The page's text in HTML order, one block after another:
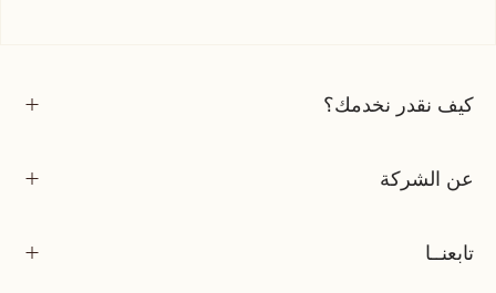
كيف نقدر نخدمك؟
عن الشركة
تابعنــا